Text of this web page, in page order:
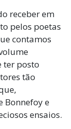
receber em
pelos poetas
contamos
ter posto
tão
Bonnefoy e
ensaios.